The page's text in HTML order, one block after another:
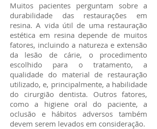
Muitos pacientes perguntam sobre a
durabilidade das restaurações em
resina. A vida útil de uma restauração
estética em resina depende de muitos
fatores, incluindo a natureza e extensão
da lesão de cárie, o procedimento
escolhido para o tratamento, a
qualidade do material de restauração
utilizado, e, principalmente, a habilidade
do cirurgião dentista. Outros fatores,
como a higiene oral do paciente, a
oclusão e hábitos adversos também
devem serem levados em consideração.